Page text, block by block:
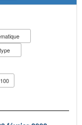
type
100